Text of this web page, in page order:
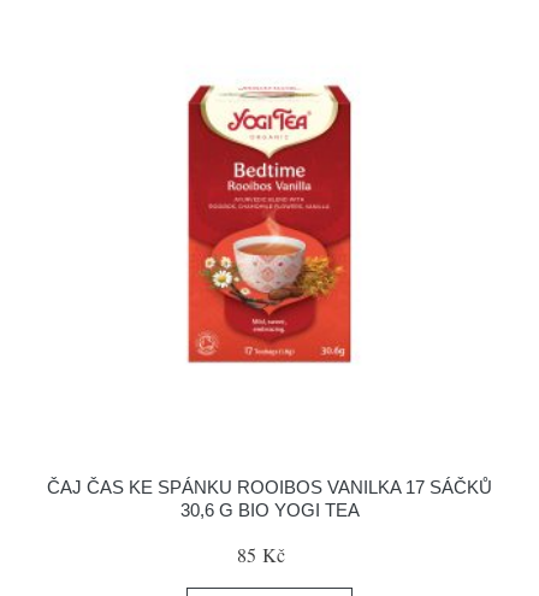
ČAJ ČAS KE SPÁNKU ROOIBOS VANILKA 17 SÁČKŮ
30,6 G BIO YOGI TEA
85 Kč